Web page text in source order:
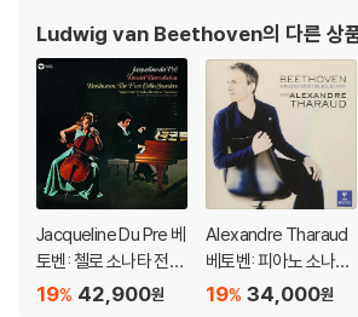
브라반트 오스트
Ludwig van Beethoven의 다른 상
Jacqueline Du Pre 베
토벤: 첼로 소나타 전집
(Beethoven: Cello S
42,900원
19%
Alexandre Tharaud
베토벤: 피아노 소나타
30, 31, 32번 (Beetho
34,000원
19%